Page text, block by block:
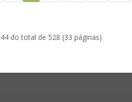
do total de 528 (33 páginas)